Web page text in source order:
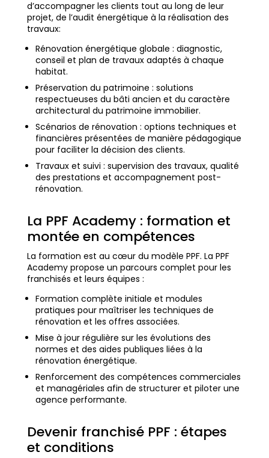
d’accompagner les clients tout au long de leur
projet, de l’audit énergétique à la réalisation des
travaux:
Rénovation énergétique globale : diagnostic,
conseil et plan de travaux adaptés à chaque
habitat.
Préservation du patrimoine : solutions
respectueuses du bâti ancien et du caractère
architectural du patrimoine immobilier.
Scénarios de rénovation : options techniques et
financières présentées de manière pédagogique
pour faciliter la décision des clients.
Travaux et suivi : supervision des travaux, qualité
des prestations et accompagnement post-
rénovation.
La PPF Academy : formation et
montée en compétences
La formation est au cœur du modèle PPF. La PPF
Academy propose un parcours complet pour les
franchisés et leurs équipes :
Formation complète initiale et modules
pratiques pour maîtriser les techniques de
rénovation et les offres associées.
Mise à jour régulière sur les évolutions des
normes et des aides publiques liées à la
rénovation énergétique.
Renforcement des compétences commerciales
et managériales afin de structurer et piloter une
agence performante.
Devenir franchisé PPF : étapes
et conditions